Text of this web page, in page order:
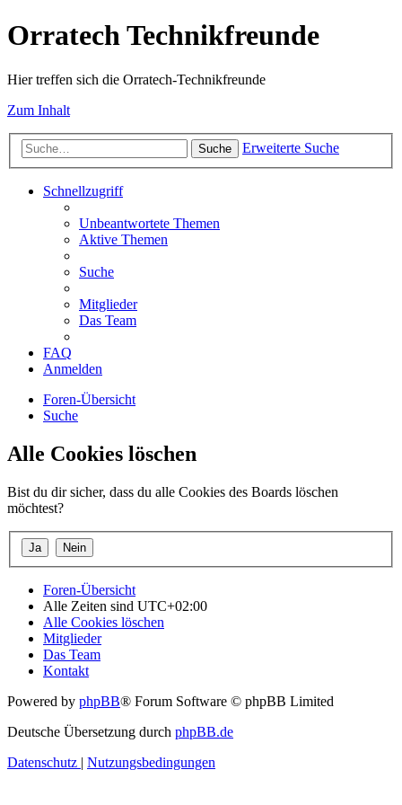
Orratech Technikfreunde
Hier treffen sich die Orratech-Technikfreunde
Zum Inhalt
Suche Erweiterte Suche
Schnellzugriff
Unbeantwortete Themen
Aktive Themen
Suche
Mitglieder
Das Team
FAQ
Anmelden
Foren-Übersicht
Suche
Alle Cookies löschen
Bist du dir sicher, dass du alle Cookies des Boards löschen
möchtest?
Foren-Übersicht
Alle Zeiten sind UTC+02:00
Alle Cookies löschen
Mitglieder
Das Team
Kontakt
Powered by phpBB® Forum Software © phpBB Limited
Deutsche Übersetzung durch phpBB.de
Datenschutz | Nutzungsbedingungen